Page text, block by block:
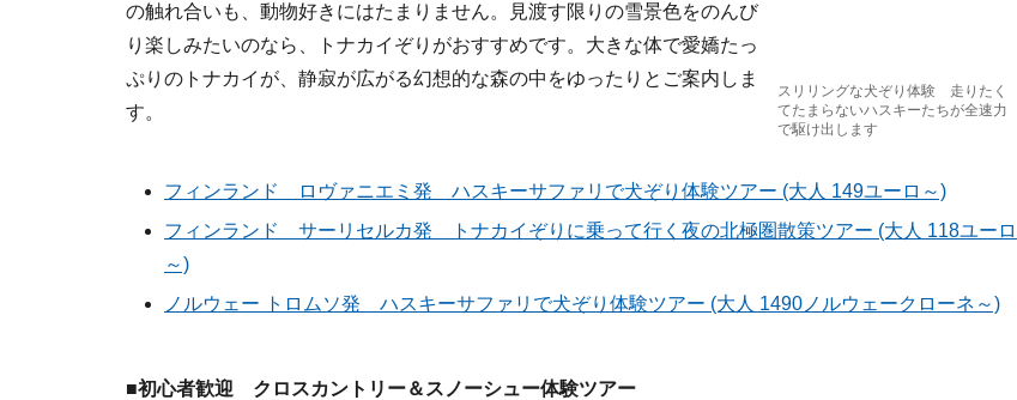
スリリングな犬ぞり体験 走りたく
てたまらないハスキーたちが全速力
で駆け出します
の触れ合いも、動物好きにはたまりません。見渡す限りの雪景色をのんび
り楽しみたいのなら、トナカイぞりがおすすめです。大きな体で愛嬌たっ
ぷりのトナカイが、静寂が広がる幻想的な森の中をゆったりとご案内しま
す。
フィンランド ロヴァニエミ発 ハスキーサファリで犬ぞり体験ツアー (大人 149ユーロ～)
フィンランド サーリセルカ発 トナカイぞりに乗って行く夜の北極圏散策ツアー (大人 118ユーロ
～)
ノルウェー トロムソ発 ハスキーサファリで犬ぞり体験ツアー (大人 1490ノルウェークローネ～)
■初心者歓迎 クロスカントリー＆スノーシュー体験ツアー